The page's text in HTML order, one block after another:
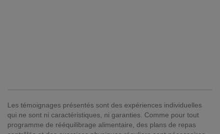
Les témoignages présentés sont des expériences individuelles
qui ne sont ni caractéristiques, ni garanties. Comme pour tout
programme de rééquilibrage alimentaire, des plans de repas